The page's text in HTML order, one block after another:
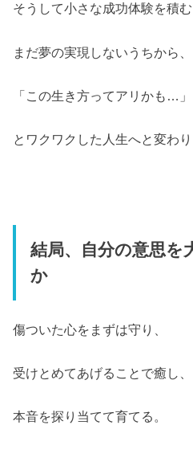
そうして小さな成功体験を積む
まだ夢の実現しないうちから、
「この生き方ってアリかも…」
とワクワクした人生へと変わり
結局、自分の意思を
か
傷ついた心をまずは守り、
受けとめてあげることで癒し、
本音を探り当てて育てる。